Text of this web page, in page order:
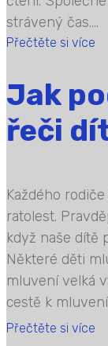
strávený čas....
Přečtěte si více
Jak
řeči
Každého
ratolest.
když naše dítě
Některé děti
mluvení velká
cestě k
Přečtěte si více